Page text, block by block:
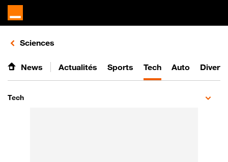
Retours vers le listing d'articles de la catégorie
Sciences
News Actualités Sports Tech Auto
Tech